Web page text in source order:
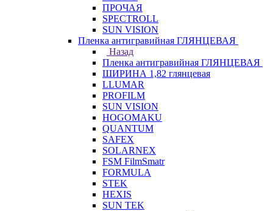
ПРОЧАЯ
SPECTROLL
SUN VISION
Пленка антигравийная ГЛЯНЦЕВАЯ
Назад
Пленка антигравийная ГЛЯНЦЕВАЯ
ШИРИНА 1,82 глянцевая
LLUMAR
PROFILM
SUN VISION
HOGOMAKU
QUANTUM
SAFEX
SOLARNEX
FSM FilmSmatr
FORMULA
STEK
HEXIS
SUN TEK